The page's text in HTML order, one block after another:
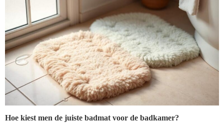
Hoe kiest men de juiste badmat voor de badkamer?